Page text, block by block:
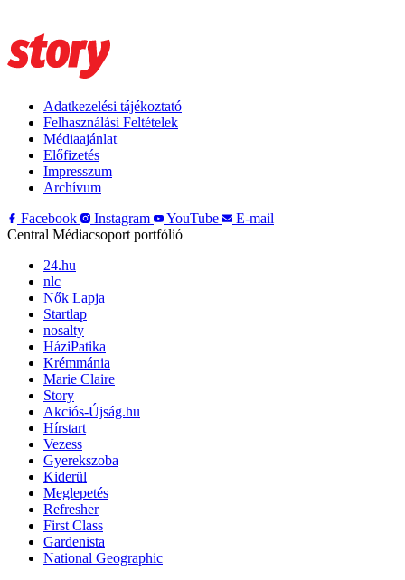
Adatkezelési tájékoztató
Felhasználási Feltételek
Médiaajánlat
Előfizetés
Impresszum
Archívum
Facebook
Instagram YouTube
E-mail
Central Médiacsoport portfólió
24.hu
nlc
Nők Lapja
Startlap
nosalty
HáziPatika
Krémmánia
Marie Claire
Story
Akciós-Újság.hu
Hírstart
Vezess
Gyerekszoba
Kiderül
Meglepetés
Refresher
First Class
Gardenista
National Geographic